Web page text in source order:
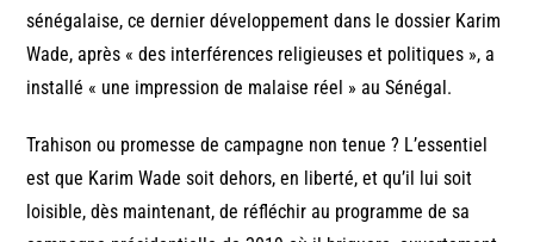
sénégalaise, ce dernier développement dans le dossier Karim
Wade, après « des interférences religieuses et politiques », a
installé « une impression de malaise réel » au Sénégal.
Trahison ou promesse de campagne non tenue ? L’essentiel
est que Karim Wade soit dehors, en liberté, et qu’il lui soit
loisible, dès maintenant, de réfléchir au programme de sa